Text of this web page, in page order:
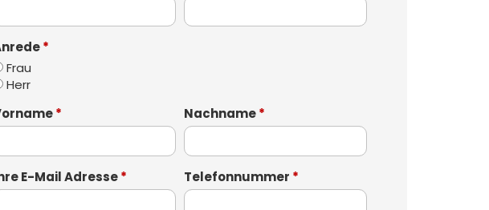
*
Frau
Herr
* Nachname*
E-Mail Adresse* Telefonnummer *